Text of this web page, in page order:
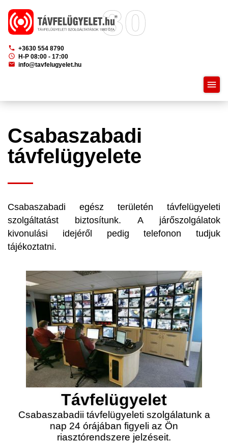
phone +3630 554 8790
schedule
H-P 08:00 - 17:00
mail info@tavfelugyelet.hu
menu
Csabaszabadi
távfelügyelete
Csabaszabadi egész területén távfelügyeleti
szolgáltatást biztosítunk. A járőszolgálatok
kivonulási idejéről pedig telefonon tudjuk
tájékoztatni.
Távfelügyelet
Csabaszabadii távfelügyeleti szolgálatunk a
nap 24 órájában figyeli az Ön
riasztórendszere jelzéseit.